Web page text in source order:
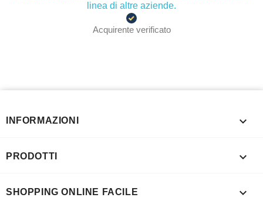
linea di altre aziende.
Acquirente verificato
INFORMAZIONI 
PRODOTTI 
SHOPPING ONLINE FACILE 